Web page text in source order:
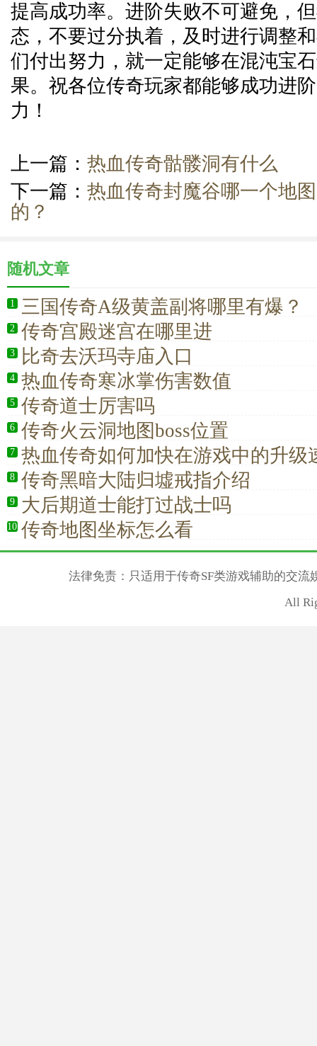
提高成功率。进阶失败不可避免，
态，不要过分执着，及时进行调整
们付出努力，就一定能够在混沌宝
果。祝各位传奇玩家都能够成功进
力！
上一篇： 热血传奇骷髅洞有什么
下一篇： 热血传奇封魔谷哪一个地
的？
随机文章
1 三国传奇A级黄盖副将哪里有爆？
2 传奇宫殿迷宫在哪里进
3 比奇去沃玛寺庙入口
4 热血传奇寒冰掌伤害数值
5 传奇道士厉害吗
6 传奇火云洞地图boss位置
7 热血传奇如何加快在游戏中的升级
8 传奇黑暗大陆归墟戒指介绍
9 大后期道士能打过战士吗
10 传奇地图坐标怎么看
法律免责：只适用于传奇SF类游戏辅助的交
All